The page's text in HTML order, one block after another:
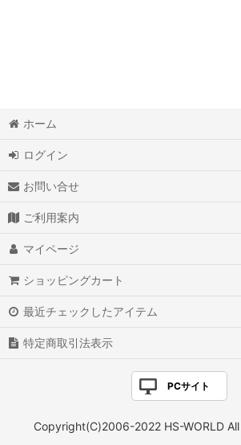
ホーム
ログイン
お問い合せ
ご利用案内
マイページ
ショッピングカート
最近チェックしたアイテム
特定商取引法表示
PCサイト
Copyright(C)2006-2022 HS-WORLD